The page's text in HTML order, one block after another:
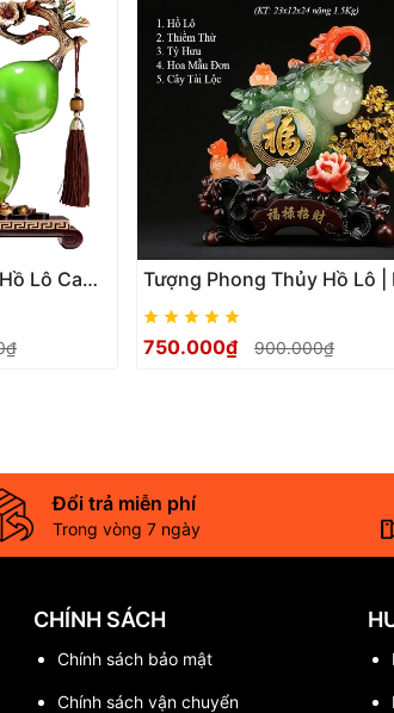
Lô Cam
Phú Quý
Tượng Phong Thủy Hồ Lô |
Mẫu Đơn | Thiềm Thừ | Tỳ
Thủy
750.000₫ 900.000₫
Đổi trả miễn phí
Trong vòng 7 ngày
CHÍNH SÁCH
Chính sách bảo mật
Chính sách vận chuyển